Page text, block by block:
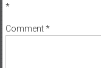
*
Comment*